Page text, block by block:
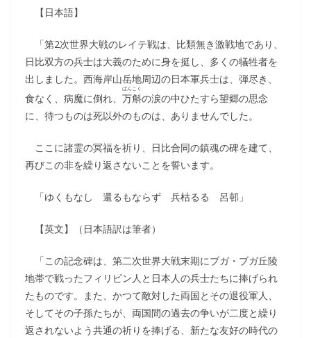
【日本語】
「第2次世界大戦のレイテ戦は、比類無き激戦地であり、
日比双方の兵士は大義のために身を挺し、多くの犠牲者を
出しました。西海岸山岳地周辺の日本軍兵士は、弾尽き、
食なく、病魔に倒れ、 万斛
ばんこく
の涙の中ひたすら望郷の思念
に、待つものは死以外のものは、ありませんでした。
ここに諸霊の冥福を祈り、日比合同の鎮魂の碑を建て、
再びこの非を繰り返さないことを誓います。
「ゆくもなし 還るもならず 兵枯るる 呂邨」
【英文】（日本語訳は筆者）
「この記念碑は、第二次世界大戦末期にブガ・ブガ丘陵
地帯で戦ったフィリピン人と日本人の兵士たちに捧げられ
たものです。また、かつて敵対した両国とその退役軍人、
そしてその子孫たちが、両国間の過去の争いが二度と繰り
返されないよう共通の祈りを捧げる、新たな友好の時代の